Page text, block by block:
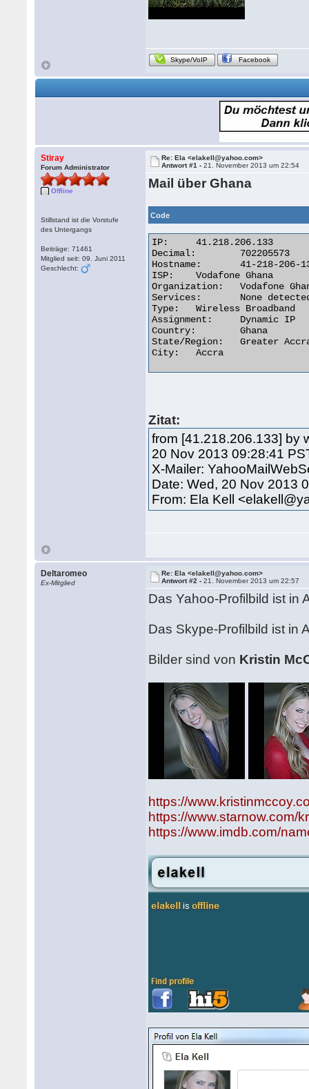
Skype/VoIP Facebook
Stiray
Forum Administrator
Offline
Stillstand ist die Vorstufe
des Untergangs
Beiträge: 71461
Mitglied seit: 09. Juni 2011
Geschlecht:
Re: Ela <elakell@yahoo.com>
Antwort #1 -21. November 2013 um 22:54
Mail über Ghana
Code
IP:	41.218.206.133
Decimal:	702205573
Hostname:	41-218-206-133-adsl-dyn.4u.com.gh
ISP:	Vodafone Ghana
Organization:	Vodafone Ghana
Services:	None detected
Type:	Wireless Broadband
Assignment:	Dynamic IP
Country:	Ghana
State/Region:	Greater Accra
City:	Accra
Zitat:
from [41.218.206.133] by
20 Nov 2013 09:28:41
X-Mailer:
Date: Wed, 20 Nov 2013
From: Ela Kell
Deltaromeo
Ex-Mitglied
Re: Ela <elakell@yahoo.com>
Antwort #2 -21. November 2013 um 22:57
Das Yahoo-Profilbild ist in
Das Skype-Profilbild ist in
Bilder sind von Kristin
https://
https://www.starnow.com/
https://www.imdb.com/